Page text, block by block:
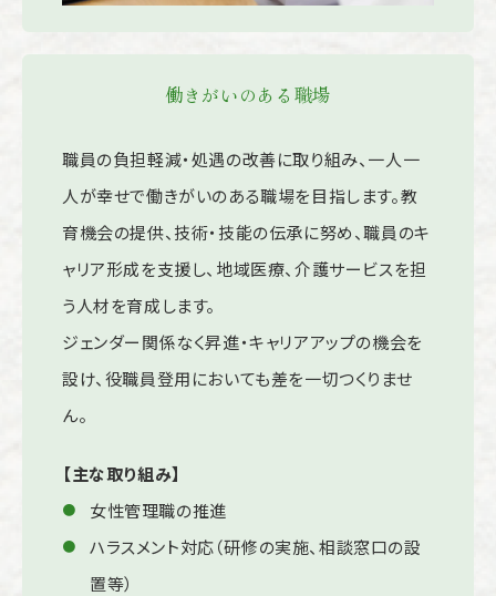
働きがいのある職場
職員の負担軽減・処遇の改善に取り組み、一人一
人が幸せで働きがいのある職場を目指します。教
育機会の提供、技術・技能の伝承に努め、職員のキ
ャリア形成を支援し、地域医療、介護サービスを担
う人材を育成します。
ジェンダー関係なく昇進・キャリアアップの機会を
設け、役職員登用においても差を一切つくりませ
ん。
【主な取り組み】
女性管理職の推進
ハラスメント対応（研修の実施、相談窓口の設
置等）